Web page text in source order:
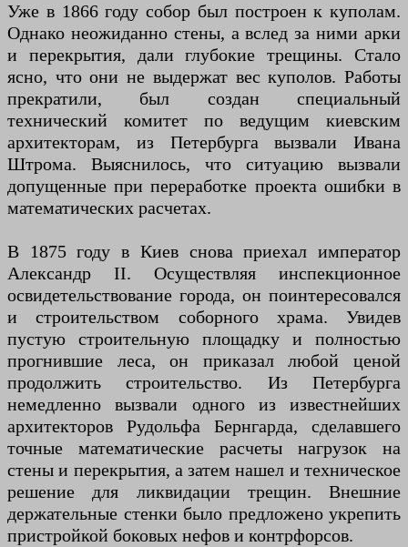
Уже в 1866 году собор был построен к куполам.
Однако неожиданно стены, а вслед за ними арки
и перекрытия, дали глубокие трещины. Стало
ясно, что они не выдержат вес куполов. Работы
прекратили, был создан специальный
технический комитет по ведущим киевским
архитекторам, из Петербурга вызвали Ивана
Штрома. Выяснилось, что ситуацию вызвали
допущенные при переработке проекта ошибки в
математических расчетах.
В 1875 году в Киев снова приехал император
Александр II. Осуществляя инспекционное
освидетельствование города, он поинтересовался
и строительством соборного храма. Увидев
пустую строительную площадку и полностью
прогнившие леса, он приказал любой ценой
продолжить строительство. Из Петербурга
немедленно вызвали одного из известнейших
архитекторов Рудольфа Бернгарда, сделавшего
точные математические расчеты нагрузок на
стены и перекрытия, а затем нашел и техническое
решение для ликвидации трещин. Внешние
держательные стенки было предложено укрепить
пристройкой боковых нефов и контрфорсов.